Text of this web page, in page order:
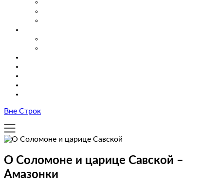
Вне Строк
О Соломоне и царице Савской –
Амазонки